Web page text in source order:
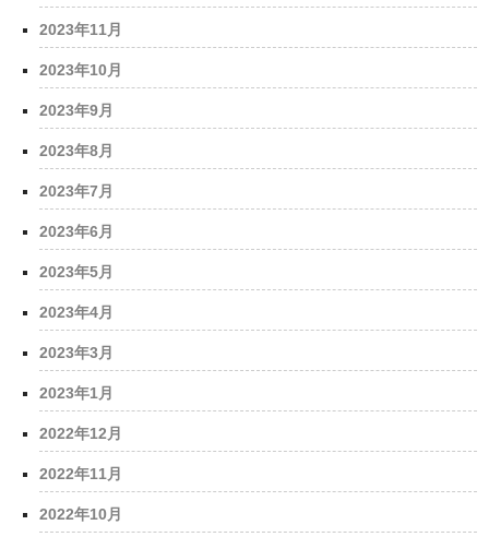
2023年11月
2023年10月
2023年9月
2023年8月
2023年7月
2023年6月
2023年5月
2023年4月
2023年3月
2023年1月
2022年12月
2022年11月
2022年10月